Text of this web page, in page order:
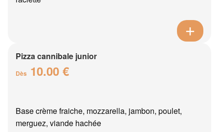
Pizza cannibale junior
Dès 10.00 €
Base crème fraiche, mozzarella, jambon, poulet,
merguez, viande hachée